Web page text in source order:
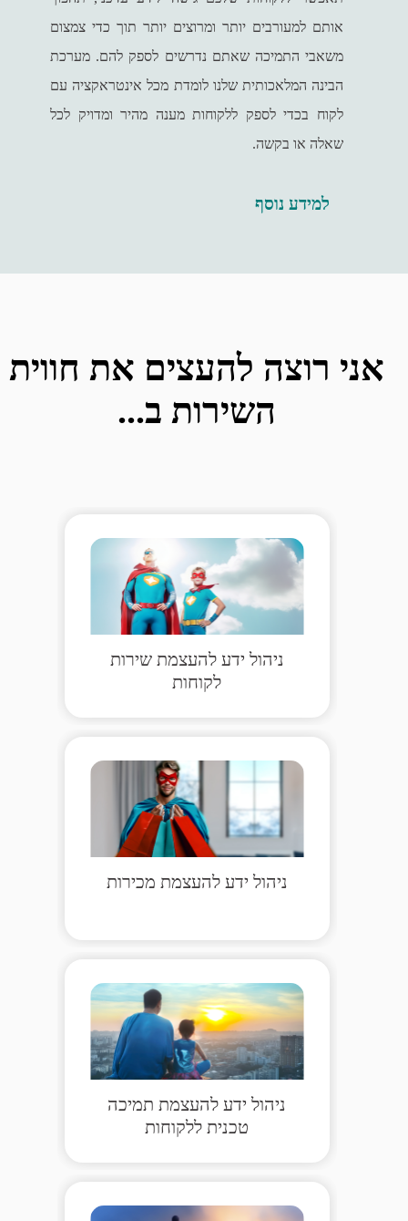
אותם למעורבים יותר ומרוצים יותר תוך כדי צמצום
משאבי התמיכה שאתם נדרשים לספק להם. מערכת
הבינה המלאכותית שלנו לומדת מכל אינטראקציה עם
לקוח בכדי לספק ללקוחות מענה מהיר ומדויק לכל
שאלה או בקשה.
למידע נוסף
אני רוצה להעצים את חווית
השירות ב...
ניהול ידע להעצמת שירות
לקוחות
ניהול ידע להעצמת מכירות
ניהול ידע להעצמת תמיכה
טכנית ללקוחות